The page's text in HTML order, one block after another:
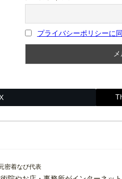
プライバシーポリシーに
密着なび代表